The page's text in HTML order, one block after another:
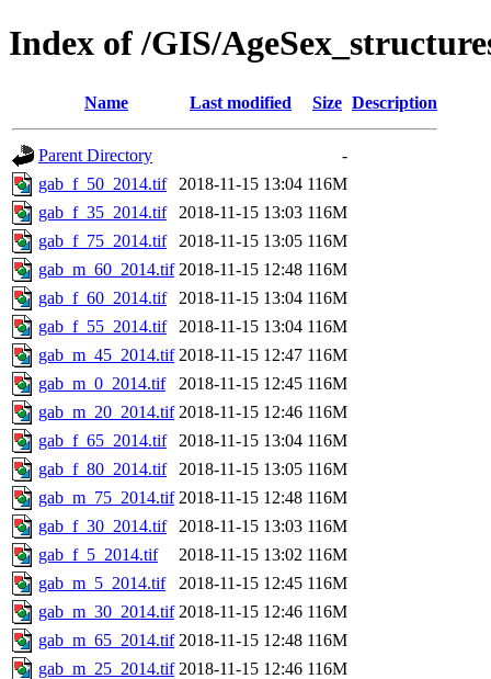
Index of /GIS/
Name Last modified Size Description
Parent Directory
-
gab_f_50_2014.tif
2018-11-15 13:04 116M
gab_f_35_2014.tif
2018-11-15 13:03 116M
gab_f_75_2014.tif
2018-11-15 13:05 116M
gab_m_60_2014.tif 2018-11-15 12:48 116M
gab_f_60_2014.tif
2018-11-15 13:04 116M
gab_f_55_2014.tif
2018-11-15 13:04 116M
gab_m_45_2014.tif 2018-11-15 12:47 116M
gab_m_0_2014.tif
2018-11-15 12:45 116M
gab_m_20_2014.tif 2018-11-15 12:46 116M
gab_f_65_2014.tif
2018-11-15 13:04 116M
gab_f_80_2014.tif
2018-11-15 13:05 116M
gab_m_75_2014.tif 2018-11-15 12:48 116M
gab_f_30_2014.tif
2018-11-15 13:03 116M
gab_f_5_2014.tif
2018-11-15 13:02 116M
gab_m_5_2014.tif
2018-11-15 12:45 116M
gab_m_30_2014.tif 2018-11-15 12:46 116M
gab_m_65_2014.tif 2018-11-15 12:48 116M
gab_m_25_2014.tif 2018-11-15 12:46 116M